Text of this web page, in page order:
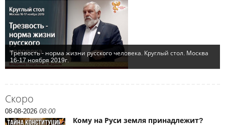
Скоро
08-08-2026 08:00
Кому на Руси земля принадлежит?